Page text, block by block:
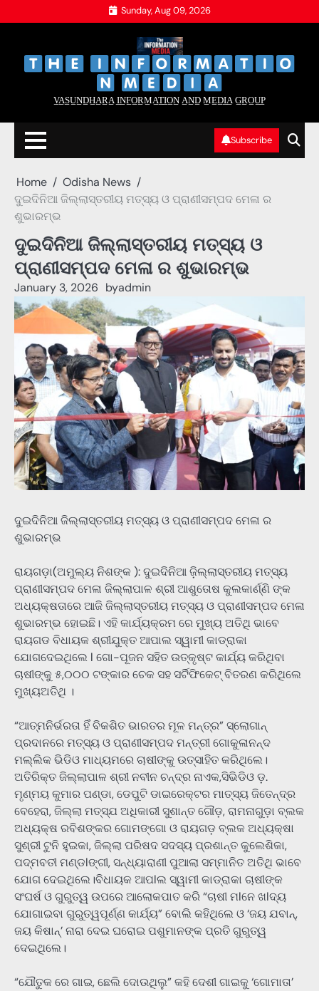
to
Sunday, Aug 09, 2026
V̲A̲S̲U̲N̲D̲H̲A̲R̲A̲ I̲N̲F̲O̲R̲M̲A̲T̲I̲O̲N̲ A̲N̲D̲ M̲E̲D̲I̲A̲ G̲R̲O̲U̲P̲
Subscribe
Home
Odisha News
ଦୁଇଦିନିଆ ଜିଲ୍ଲାସ୍ତରୀୟ ମତ୍ସ୍ୟ ଓ ପ୍ରାଣୀସମ୍ପଦ ମେଳା ର
ଶୁଭାରମ୍ଭ
ଦୁଇଦିନିଆ ଜିଲ୍ଲାସ୍ତରୀୟ ମତ୍ସ୍ୟ ଓ
ପ୍ରାଣୀସମ୍ପଦ ମେଳା ର ଶୁଭାରମ୍ଭ
January 3, 2026 byadmin
ଦୁଇଦିନିଆ ଜିଲ୍ଲାସ୍ତରୀୟ ମତ୍ସ୍ୟ ଓ ପ୍ରାଣୀସମ୍ପଦ ମେଳା ର
ଶୁଭାରମ୍ଭ
ରାୟଗଡ଼ା(ଅମୁଲ୍ୟ ନିଶଙ୍କ ): ଦୁଇଦିନିଆ ଜ଼ିଲ୍ଲାସ୍ତରୀୟ ମତ୍ସ୍ୟ
ପ୍ରାଣୀସମ୍ପଦ ମେଳା ଜିଲ୍ଲାପାଳ ଶ୍ରୀ ଆଶୁତୋଷ କୁଲକାର୍ଣ୍ଣି ଙ୍କ
ଅଧ୍ୟକ୍ଷତାରେ ଆଜି ଜିଲ୍ଲାସ୍ତରୀୟ ମତ୍ସ୍ୟ ଓ ପ୍ରାଣୀସମ୍ପଦ ମେଳା
ଶୁଭାରମ୍ଭ ହୋଇଛି। ଏହି କାର୍ଯ୍ୟକ୍ରମ ରେ ମୁଖ୍ୟ ଅତିଥି ଭାବେ
ରାୟଗଡ ବିଧାୟକ ଶ୍ରୀଯୁକ୍ତ ଆପାଲ ସ୍ୱାମୀ କାଡ୍ରାକା
ଯୋଗଦେଇଥିଲେ l ଗୋ-ପୂଜନ ସହିତ ଉତ୍କୃଷ୍ଟ କାର୍ଯ୍ୟ କରିଥିବା
ଚାଷୀଙ୍କୁ ୫,୦୦୦ ଟଙ୍କାର ଚେକ ସହ ସର୍ଟିଫିକେଟ୍ ବିତରଣ କରିଥିଲେ
ମୁଖ୍ୟଅତିଥି ।
“ଆତ୍ମନିର୍ଭରତା ହିଁ ବିକଶିତ ଭାରତର ମୂଳ ମନ୍ତ୍ର” ସ୍ଲୋଗାନ୍
ପ୍ରଦାନରେ ମତ୍ସ୍ୟ ଓ ପ୍ରାଣୀସମ୍ପଦ ମନ୍ତ୍ରୀ ଗୋକୁଳାନନ୍ଦ
ମଲ୍ଲିକ ଭିଡିଓ ମାଧ୍ୟମରେ ଚାଷୀଙ୍କୁ ଉତ୍ସାହିତ କରିଥିଲେ।
ଅତିରିକ୍ତ ଜିଲ୍ଲାପାଳ ଶ୍ରୀ ନବୀନ ଚନ୍ଦ୍ର ନାଏକ,ସିଭିଡିଓ ଡ଼.
ମୃଣ୍ମୟ କୁମାର ପଣ୍ଡା, ଡେପୁଟି ଡାଇରେକ୍ଟର ମାତ୍ସ୍ୟ ଜିତେନ୍ଦ୍ର
ବେହେରା, ଜିଲ୍ଲା ମତ୍ସ୍ଯ ଅଧିକାରୀ ସୁଶାନ୍ତ ଗୌଡ଼, ରାମନାଗୁଡ଼ା ବ୍ଲକ
ଅଧ୍ୟକ୍ଷ ରବିଶଙ୍କର ଗୋମଙ୍ଗୋ ଓ ରାୟଗଡ଼ ବ୍ଲକ ଅଧ୍ୟକ୍ଷା
ସୁଶ୍ରୀ ଟୁନି ହୁଇକା, ଜିଲ୍ଲା ପରିଷଦ ସଦସ୍ୟ ପ୍ରଶାନ୍ତ କୁଲେଶିକା,
ପଦ୍ମବତୀ ମଣ୍ଡlଙ୍ଗୀ, ସନ୍ଧ୍ୟାରାଣୀ ପୁଆଲା ସମ୍ମାନିତ ଅତିଥି ଭାବେ
ଯୋଗ ଦେଇଥିଲେ।ବିଧାୟକ ଆପlଲ ସ୍ୱାମୀ କାଡ୍ରାକା ଚାଷୀଙ୍କ
ସଂଘର୍ଷ ଓ ଗୁରୁତ୍ୱ ଉପରେ ଆଲୋକପାତ କରି “ଚାଷୀ ମlନେ ଖlଦ୍ୟ
ଯୋଗାଇବା ଗୁରୁତ୍ୱପୂର୍ଣ୍ଣ କାର୍ଯ୍ୟ” ବୋଲି କହିଥିଲେ ଓ ‘ଜୟ ଯବାନ୍,
ଜୟ କିଷାନ୍’ ନାରା ଦେଇ ଘରୋଇ ପଶୁମାନଙ୍କ ପ୍ରତି ଗୁରୁତ୍ୱ
ଦେଇଥିଲେ।
“ଯୌତୁକ ରେ ଗାଇ, ଛେଲି ଦୋଉଥିଲୁ” କହି ଦେଶୀ ଗାଇକୁ ‘ଗୋମାତା’